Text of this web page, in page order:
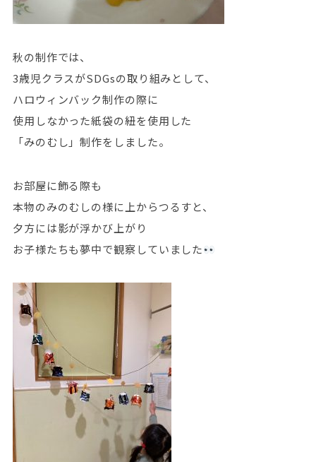
秋の制作では、
3歳児クラスがSDGsの取り組みとして、
ハロウィンバック制作の際に
使用しなかった紙袋の紐を使用した
「みのむし」制作をしました。
お部屋に飾る際も
本物のみのむしの様に上からつるすと、
夕方には影が浮かび上がり
お子様たちも夢中で観察していました